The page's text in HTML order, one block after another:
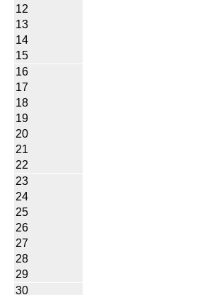
12
13
14
15
16
17
18
19
20
21
22
23
24
25
26
27
28
29
30